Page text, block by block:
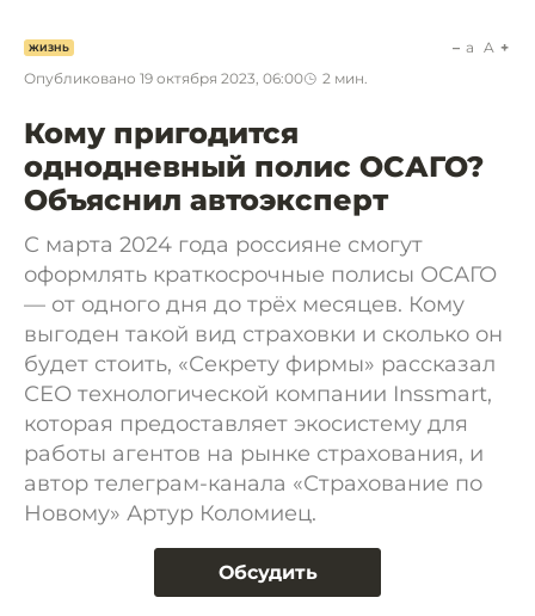
ЖИЗНЬ
Опубликовано 19 октября 2023, 06:00 2 мин.
a A
Кому пригодится
однодневный полис ОСАГО?
Объяснил автоэксперт
С марта 2024 года россияне смогут
оформлять краткосрочные полисы ОСАГО
— от одного дня до трёх месяцев. Кому
выгоден такой вид страховки и сколько он
будет стоить, «Секрету фирмы» рассказал
СЕО технологической компании Inssmart,
которая предоставляет экосистему для
работы агентов на рынке страхования, и
автор телеграм-канала «Страхование по
Новому» Артур Коломиец.
Обсудить